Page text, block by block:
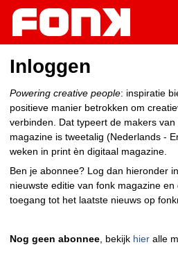
Inloggen
Powering creative people: inspiratie
positieve manier betrokken om
verbinden. Dat typeert de makers
magazine is tweetalig (Nederlands -
weken in print èn digitaal magazine.
Ben je abonnee? Log dan hieronder
nieuwste editie van fonk magazine
toegang tot het laatste nieuws op
Nog geen abonnee , bekijk hier alle